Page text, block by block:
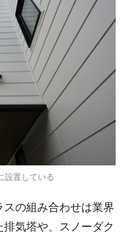
設置している
の組み合わせは業界
気塔や、スノーダク